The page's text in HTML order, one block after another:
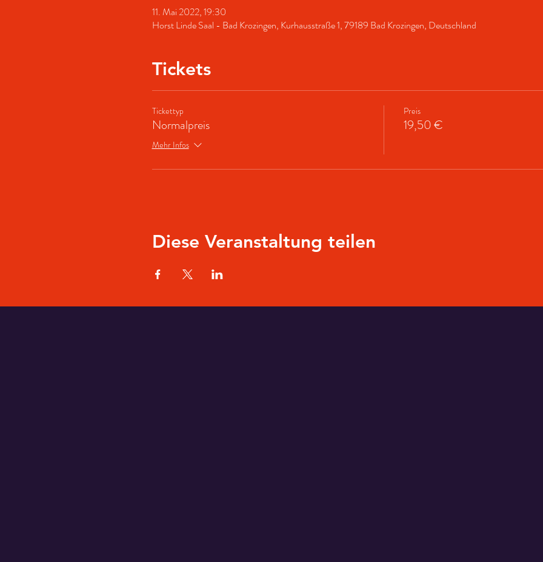
11. Mai 2022, 19:30
Horst Linde Saal - Bad Krozingen, Kurhausstraße 1, 79189 Bad Krozingen, Deutschland
Tickets
Tickettyp
Normalpreis
Mehr Infos
Preis
19,50 €
Diese Veranstaltung teilen